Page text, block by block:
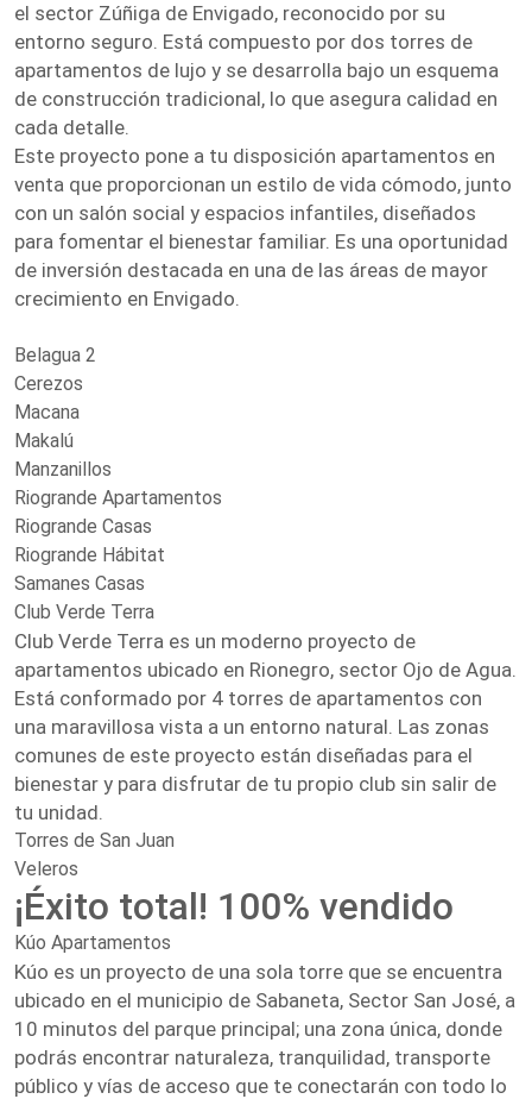
el sector Zúñiga de Envigado, reconocido por su
entorno seguro. Está compuesto por dos torres de
apartamentos de lujo y se desarrolla bajo un esquema
de construcción tradicional, lo que asegura calidad en
cada detalle.
Este proyecto pone a tu disposición apartamentos en
venta que proporcionan un estilo de vida cómodo, junto
con un salón social y espacios infantiles, diseñados
para fomentar el bienestar familiar. Es una oportunidad
de inversión destacada en una de las áreas de mayor
crecimiento en Envigado.
Belagua 2
Cerezos
Macana
Makalú
Manzanillos
Riogrande Apartamentos
Riogrande Casas
Riogrande Hábitat
Samanes Casas
Club Verde Terra
Club Verde Terra es un moderno proyecto de
apartamentos ubicado en Rionegro, sector Ojo de Agua.
Está conformado por 4 torres de apartamentos con
una maravillosa vista a un entorno natural. Las zonas
comunes de este proyecto están diseñadas para el
bienestar y para disfrutar de tu propio club sin salir de
tu unidad.
Torres de San Juan
Veleros
¡Éxito total! 100% vendido
Kúo Apartamentos
Kúo es un proyecto de una sola torre que se encuentra
ubicado en el municipio de Sabaneta, Sector San José, a
10 minutos del parque principal; una zona única, donde
podrás encontrar naturaleza, tranquilidad, transporte
público y vías de acceso que te conectarán con todo lo